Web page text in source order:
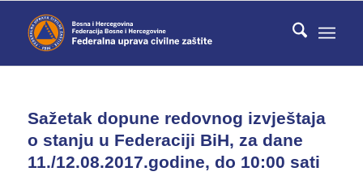
Sažetak dopune redovnog izvještaja
o stanju u Federaciji BiH, za dane
11./12.08.2017.godine, do 10:00 sati